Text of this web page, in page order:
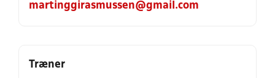
martinggirasmussen@gmail.com
Træner